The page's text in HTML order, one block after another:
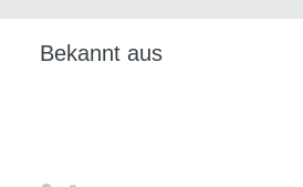
Bekannt aus